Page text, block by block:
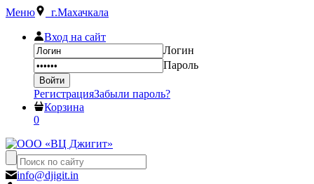
Меню г.Махачкала
Вход на сайт
Логин
Пароль
РегистрацияЗабыли пароль?
Корзина
0
info@djigit.in